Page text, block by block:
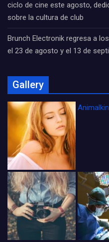
ciclo de cine este agosto,
sobre la cultura de club
Brunch Electronik regresa a
el 23 de agosto y el 13 de
Gallery